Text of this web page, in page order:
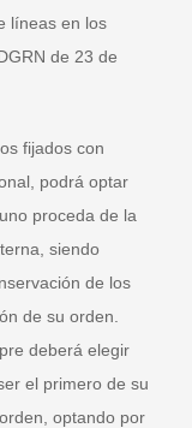
líneas en los
de 23 de
fijados con
podrá optar
proceda de la
siendo
de los
de su orden.
deberá elegir
el primero de su
optando por